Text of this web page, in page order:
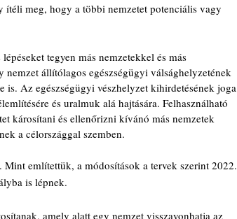
ítéli meg, hogy a többi nemzetet potenciális vagy
tegyen más nemzetekkel és más
állítólagos egészségügyi válsághelyzetének
is. Az egészségügyi vészhelyzet kihirdetésének joga
és uralmuk alá hajtására. Felhasználható
károsítani és ellenőrizni kívánó más nemzetek
a célországgal szemben.
említettük, a módosítások a tervek szerint 2022.
is lépnek.
amely alatt egy nemzet visszavonhatja az